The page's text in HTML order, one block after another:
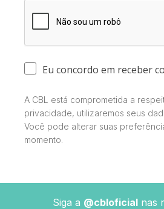
Eu concordo em receber
A CBL está comprometida a
privacidade, utilizaremos seus
Você pode alterar suas
momento.
Siga a @cbloficialnas